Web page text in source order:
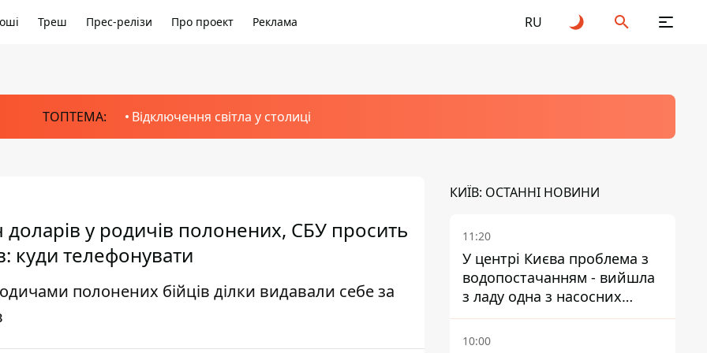
Треш Прес-релізи Про проект Реклама RU
ТОПТЕМА: Відключення світла у столиці
у родичів полонених, СБУ просить
куди телефонувати
полонених бійців ділки видавали себе за
КИЇВ: ОСТАННІ НОВИНИ
11:20
У центрі Києва проблема з
водопостачанням - вийшла
з ладу одна з насосних
станцій
10:00